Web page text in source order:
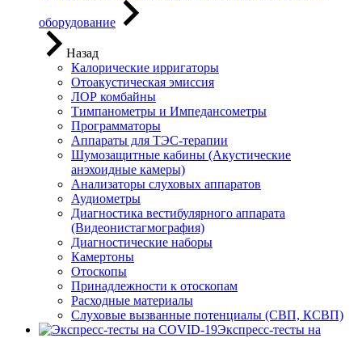
оборудование
Назад
Калорические ирригаторы
Отоакустическая эмиссия
ЛОР комбайны
Тимпанометры и Импедансометры
Программаторы
Аппараты для ТЭС-терапии
Шумозащитные кабины (Акустические
анэхоидные камеры)
Анализаторы слуховых аппаратов
Аудиометры
Диагностика вестибулярного аппарата
(Видеонистагмография)
Диагностические наборы
Камертоны
Отоскопы
Принадлежности к отоскопам
Расходные материалы
Слуховые вызванные потенциалы (СВП, КСВП)
Экспресс-тесты на